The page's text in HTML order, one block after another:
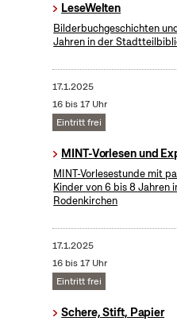
LeseWelten
Bilderbuchgeschichten
Jahren in der
17.1.2025
16 bis 17 Uhr
Eintritt frei
MINT-Vorlesen und
MINT-Vorlesestunde mit
Kinder von 6 bis 8
Rodenkirchen
17.1.2025
16 bis 17 Uhr
Eintritt frei
Schere, Stift, Papier